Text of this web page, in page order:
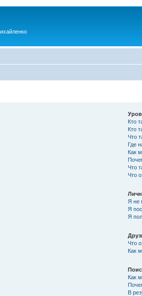
Кто
Кто
Что
Где
Как
Что
Что
Я не
Я
Я
Что
Как
Как
В